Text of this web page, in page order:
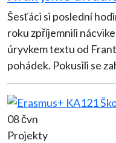
Šesťáci si poslední
roku zpříjemnili nácvikem
úryvkem textu od
pohádek. Pokusili se
08 čvn
Projekty